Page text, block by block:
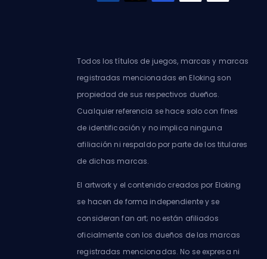
Todos los títulos de juegos, marcas y marcas
registradas mencionadas en Eloking son
propiedad de sus respectivos dueños.
Cualquier referencia se hace solo con fines
de identificación y no implica ninguna
afiliación ni respaldo por parte de los titulares
de dichas marcas.
El artwork y el contenido creados por Eloking
se hacen de forma independiente y se
consideran fan art; no están afiliados
oficialmente con los dueños de las marcas
registradas mencionadas. No se expresa ni